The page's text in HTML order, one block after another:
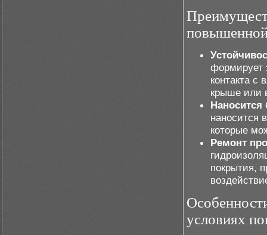
формирует
контакта с
крыше или
Наносится
наносится
которые
Ремонт
покрытия,
условиях